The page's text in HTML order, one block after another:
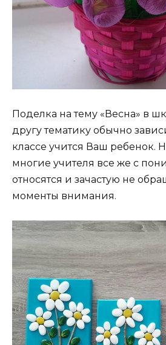
Поделка на тему «Весна» в
другу тематику обычно
классе учится Ваш ребенок.
многие учителя все же с
относятся и зачастую не
моменты внимания.